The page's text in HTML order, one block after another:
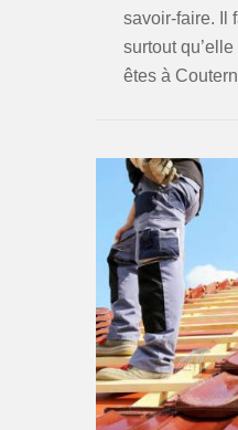
savoir-faire. Il
surtout
êtes à